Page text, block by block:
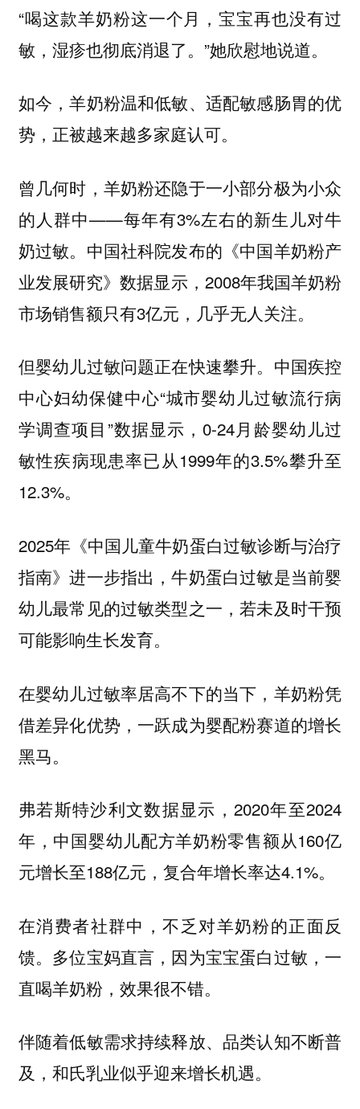
“喝这款羊奶粉这一个月，宝宝再也没有过
敏，湿疹也彻底消退了。”她欣慰地说道。
如今，羊奶粉温和低敏、适配敏感肠胃的优
势，正被越来越多家庭认可。
曾几何时，羊奶粉还隐于一小部分极为小众
的人群中——每年有3%左右的新生儿对牛
奶过敏。中国社科院发布的《中国羊奶粉产
业发展研究》数据显示，2008年我国羊奶粉
市场销售额只有3亿元，几乎无人关注。
但婴幼儿过敏问题正在快速攀升。中国疾控
中心妇幼保健中心“城市婴幼儿过敏流行病
学调查项目”数据显示，0-24月龄婴幼儿过
敏性疾病现患率已从1999年的3.5%攀升至
12.3%。
2025年《中国儿童牛奶蛋白过敏诊断与治疗
指南》进一步指出，牛奶蛋白过敏是当前婴
幼儿最常见的过敏类型之一，若未及时干预
可能影响生长发育。
在婴幼儿过敏率居高不下的当下，羊奶粉凭
借差异化优势，一跃成为婴配粉赛道的增长
黑马。
弗若斯特沙利文数据显示，2020年至2024
年，中国婴幼儿配方羊奶粉零售额从160亿
元增长至188亿元，复合年增长率达4.1%。
在消费者社群中，不乏对羊奶粉的正面反
馈。多位宝妈直言，因为宝宝蛋白过敏，一
直喝羊奶粉，效果很不错。
伴随着低敏需求持续释放、品类认知不断普
及，和氏乳业似乎迎来增长机遇。